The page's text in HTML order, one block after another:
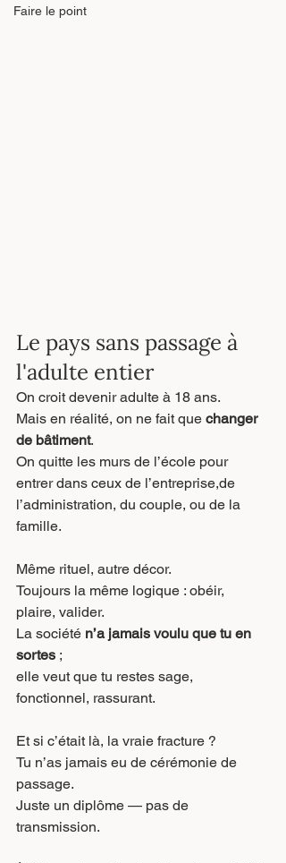
Faire le point
Le pays sans passage à
l'adulte entier
On croit devenir adulte à 18 ans.
Mais en réalité, on ne fait que changer
de bâtiment.
On quitte les murs de l’école pour
entrer dans ceux de l’entreprise,de
l’administration, du couple, ou de la
famille.
Même rituel, autre décor.
Toujours la même logique : obéir,
plaire, valider.
La société n’a jamais voulu que tu en
sortes ;
elle veut que tu restes sage,
fonctionnel, rassurant.
Et si c’était là, la vraie fracture ?
Tu n’as jamais eu de cérémonie de
passage.
Juste un diplôme — pas de
transmission.